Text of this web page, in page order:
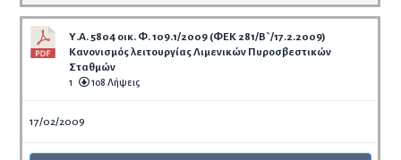
Υ.Α. 5804 οικ. Φ. 109.1/2009 (ΦΕΚ 281/Β`/17.2.2009)
Κανονισμός λειτουργίας Λιμενικών Πυροσβεστικών
Σταθμών
1 108 Λήψεις
17/02/2009